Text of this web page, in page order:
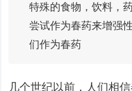
特殊的食物，饮料，
尝试作为春药来增强
们作为春药
几个世纪以前，人们相